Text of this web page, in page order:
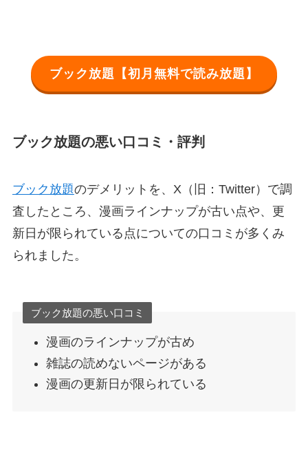
ブック放題【初月無料で読み放題】
ブック放題の悪い口コミ・評判
ブック放題のデメリットを、X（旧：Twitter）で調
査したところ、漫画ラインナップが古い点や、更
新日が限られている点についての口コミが多くみ
られました。
ブック放題の悪い口コミ
漫画のラインナップが古め
雑誌の読めないページがある
漫画の更新日が限られている